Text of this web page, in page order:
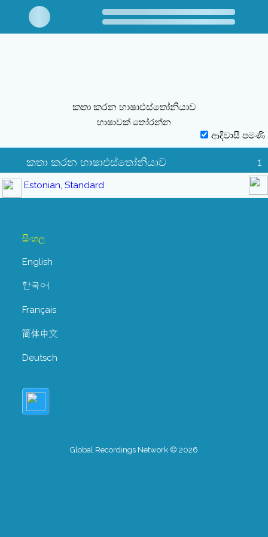
කතා කරන භාෂාඑස්තෝනියාව
භාෂාවක් තෝරන්න
ආදිවාසී පමණි
කතා කරන භාෂාඑස්තෝනියාව 1
Estonian, Standard
සිංහල
English
한국어
Français
简体中文
Deutsch
Global Recordings Network © 2026